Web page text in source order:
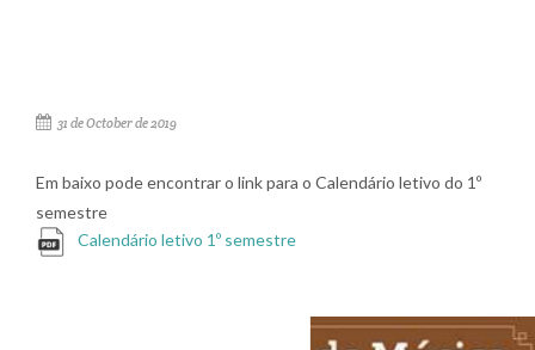
31 de October de 2019
Em baixo pode encontrar o link para o Calendário letivo do 1º
semestre
Calendário letivo 1º semestre